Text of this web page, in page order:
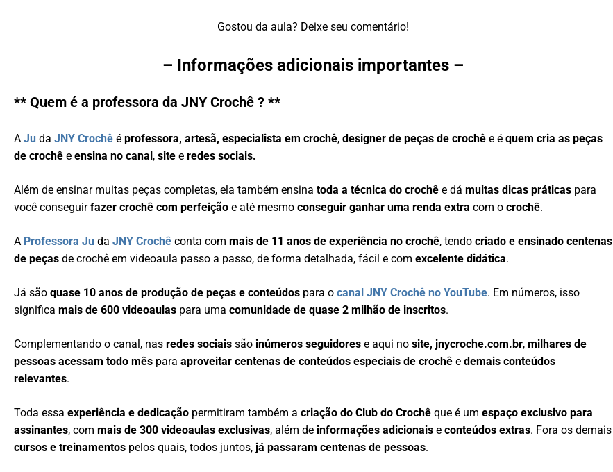
Gostou da aula? Deixe seu comentário!
– Informações adicionais importantes –
** Quem é a professora da JNY Crochê ? **
AJu daJNY Crochê é professora, artesã, especialista em crochê,designer de peças de crochê e équem cria as peças
de crochê eensina no canal,site eredes sociais.
Além de ensinar muitas peças completas, ela também ensinatoda a técnica do crochê e dámuitas dicas práticas para
você conseguirfazer crochê com perfeiçãoe até mesmoconseguir ganhar uma renda extra com ocrochê.
A Professora Ju daJNY Crochê conta commais de 11 anos de experiência no crochê, tendocriado e ensinado centenas
de peças de crochê em videoaula passo a passo, de forma detalhada, fácil e comexcelente didática.
Já sãoquase 10 anos de produção de peças e conteúdos para ocanal JNY Crochê no YouTube. Em números, isso
significamais de 600 videoaulas para umacomunidade de quase 2 milhão de inscritos.
Complementando o canal, nasredes sociais são inúmeros seguidores e aqui nosite, jnycroche.com.br,milhares de
pessoas acessam todo mês paraaproveitar centenas de conteúdos especiais de crochêe demais conteúdos
relevantes.
Toda essaexperiência e dedicação permitiram também acriação do Club do Crochê que é umespaço exclusivo para
assinantes, commais de 300 videoaulas exclusivas, além de informações adicionais econteúdos extras. Fora os demais
cursos e treinamentos pelos quais, todos juntos, já passaram centenas de pessoas.